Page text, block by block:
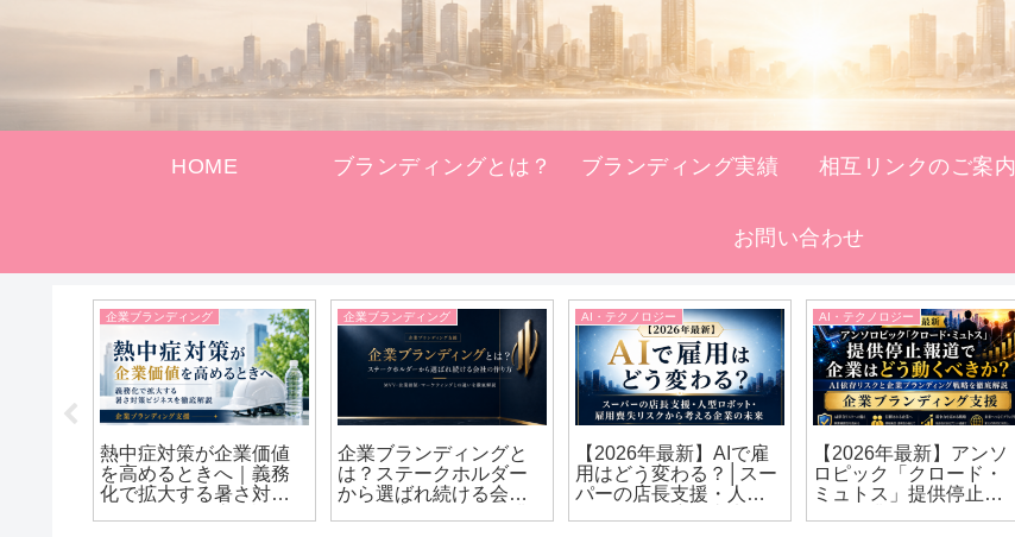
HOME ブランディングとは？ ブランディング実績 相互リンクのご案内
お問い合わせ
企業ブランディング
熱中症対策が企業価値
を高めるときへ｜義務
化で拡大する暑さ対策
企業ブランディング
企業ブランディングと
は？ステークホルダー
から選ばれ続ける会社
AI・テクノロジー
【2026年最新】AIで雇
用はどう変わる？│スー
パーの店長支援・人型
AI・テクノロジー
【2026年最新】アンソ
ロピック「クロード・
ミュトス」提供停止報